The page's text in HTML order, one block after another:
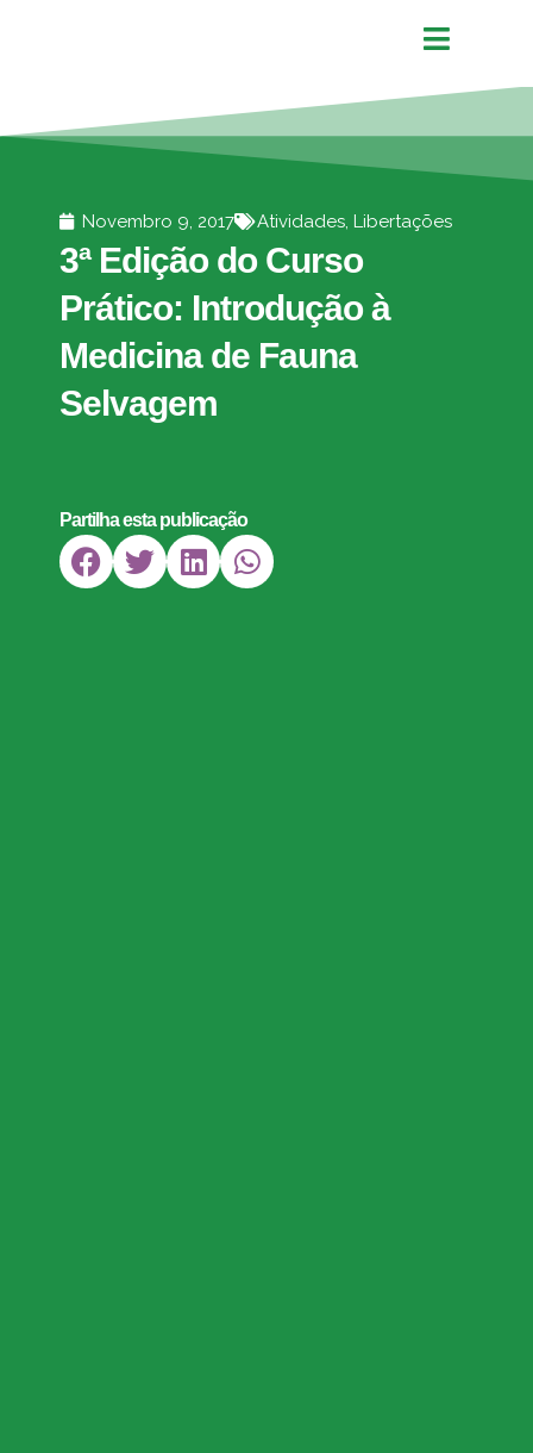
Novembro 9, 2017 Atividades, Libertações
3ª Edição do Curso
Prático: Introdução à
Medicina de Fauna
Selvagem
Partilha esta publicação